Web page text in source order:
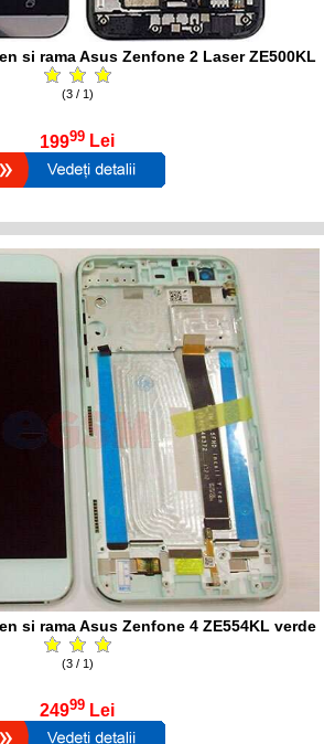
si rama Asus Zenfone 2 Laser ZE500KL
(3 / 1)
19999 Lei
si rama Asus Zenfone 4 ZE554KL verde
(3 / 1)
24999 Lei